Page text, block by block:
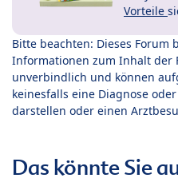
Vorteile
Bitte beachten: Dieses
Informationen zum Inhalt der
unverbindlich und können
keinesfalls eine Diagnose
darstellen oder einen
Das könnte Sie